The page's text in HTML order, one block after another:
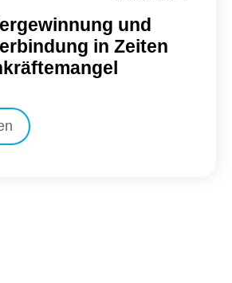
und
in Zeiten